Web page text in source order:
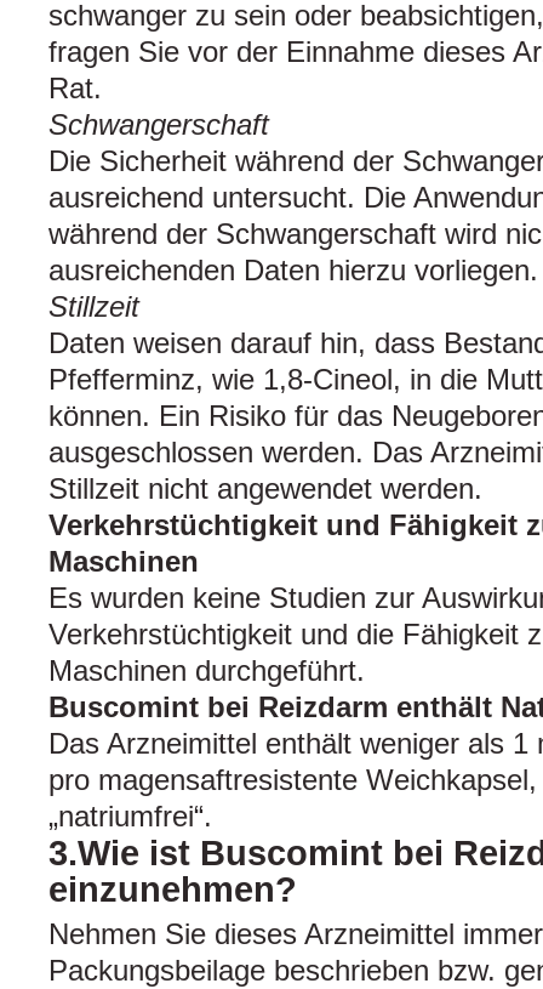
schwanger zu sein oder
fragen Sie vor der Einnahme dieses
Rat.
Schwangerschaft
Die Sicherheit während der
ausreichend untersucht. Die
während der Schwangerschaft wird
ausreichenden Daten hierzu vorliegen.
Stillzeit
Daten weisen darauf hin, dass
Pfefferminz, wie 1,8-Cineol, in die
können. Ein Risiko für das
ausgeschlossen werden. Das
Stillzeit nicht angewendet werden.
Verkehrstüchtigkeit und Fähigkeit
Maschinen
Es wurden keine Studien zur
Verkehrstüchtigkeit und die Fähigkeit
Maschinen durchgeführt.
Buscomint bei Reizdarm enthält
Das Arzneimittel enthält weniger als
pro magensaftresistente
„natriumfrei“.
3.Wie ist Buscomint bei
einzunehmen?
Nehmen Sie dieses Arzneimittel
Packungsbeilage beschrieben bzw.